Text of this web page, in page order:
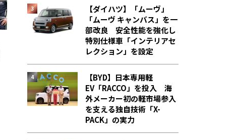
【ダイハツ】「ムーヴ」
「ムーヴ キャンバス」を一
部改良 安全性能を強化し
特別仕様車「インテリアセ
レクション」を設定
【BYD】日本専用軽
EV「RACCO」を投入 海
外メーカー初の軽市場参入
を支える独自技術「X-
PACK」の実力